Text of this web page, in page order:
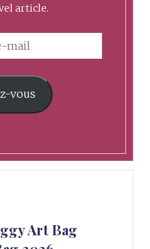
article.
vous
Art Bag